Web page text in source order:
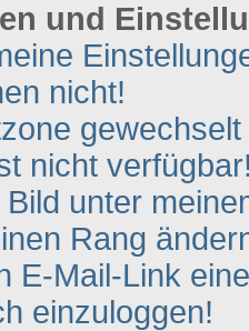
und
nicht!
nicht
unter
Rang
E-Mail-Link
einzuloggen!